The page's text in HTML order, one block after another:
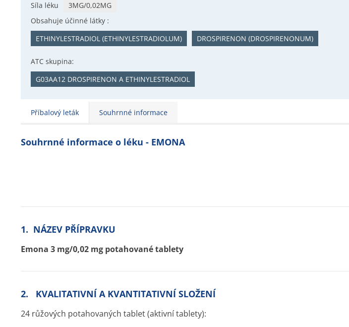
Síla léku
3MG/0,02MG
Obsahuje účinné látky :
ETHINYLESTRADIOL (ETHINYLESTRADIOLUM)
DROSPIRENON (DROSPIRENONUM)
ATC skupina:
G03AA12 DROSPIRENON A ETHINYLESTRADIOL
Příbalový leták Souhrnné informace
Souhrnné informace o léku - EMONA
1. NÁZEV PŘÍPRAVKU
Emona 3 mg/0,02 mg potahované tablety
2. KVALITATIVNÍ A KVANTITATIVNÍ SLOŽENÍ
24 růžových potahovaných tablet (aktivní tablety):